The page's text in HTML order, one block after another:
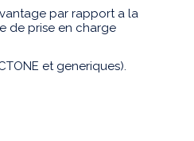
par rapport a la
de prise en charge
et generiques).